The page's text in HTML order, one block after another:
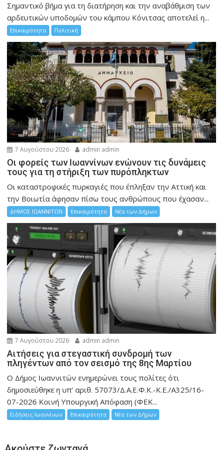
Σημαντικό βήμα για τη διατήρηση και την αναβάθμιση των
αρδευτικών υποδομών του κάμπου Κόνιτσας αποτελεί η...
Επικαιρότητα Πολιτική
7 Αυγούστου 2026 admin admin
Οι φορείς των Ιωαννίνων ενώνουν τις δυνάμεις
τους για τη στήριξη των πυρόπληκτων
Οι καταστροφικές πυρκαγιές που έπληξαν την Αττική και
την Bοιωτία άφησαν πίσω τους ανθρώπους που έχασαν...
ΔΗΜΟΣ ΙΩΑΝΝΙΤΩΝ Επικαιρότητα Νέα των Δήμων
7 Αυγούστου 2026 admin admin
Αιτήσεις για στεγαστική συνδρομή των
πληγέντων από τον σεισμό της 8ης Μαρτίου
Ο Δήμος Ιωαννιτών ενημερώνει τους πολίτες ότι
δημοσιεύθηκε η υπ’ αριθ. 57073/Δ.Α.Ε.Φ.Κ.-Κ.Ε./Α325/16-
07-2026 Κοινή Υπουργική Απόφαση (ΦΕΚ...
Ειδήσεις Ιωαννίνων Επικαιρότητα Νέα των Δήμων